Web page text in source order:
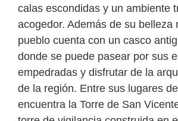
calas escondidas y un ambiente
acogedor. Además de su belleza
pueblo cuenta con un casco
donde se puede pasear por sus
empedradas y disfrutar de la
de la región. Entre sus lugares
encuentra la Torre de San